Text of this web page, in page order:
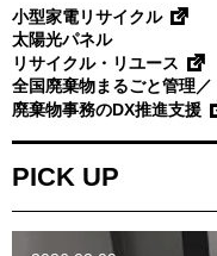
小型家電リサイクル
太陽光パネル
リサイクル・リユース
全国廃棄物まるごと管理／
廃棄物事務のDX推進支援
PICK UP